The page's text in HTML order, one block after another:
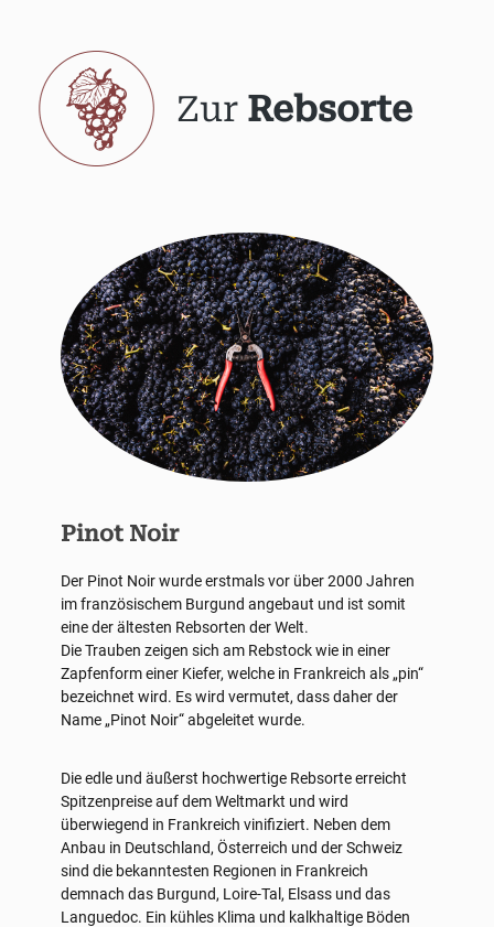
Zur Rebsorte
Pinot Noir
Der Pinot Noir wurde erstmals vor über 2000 Jahren
im französischem Burgund angebaut und ist somit
eine der ältesten Rebsorten der Welt.
Die Trauben zeigen sich am Rebstock wie in einer
Zapfenform einer Kiefer, welche in Frankreich als „pin“
bezeichnet wird. Es wird vermutet, dass daher der
Name „Pinot Noir“ abgeleitet wurde.
Die edle und äußerst hochwertige Rebsorte erreicht
Spitzenpreise auf dem Weltmarkt und wird
überwiegend in Frankreich vinifiziert. Neben dem
Anbau in Deutschland, Österreich und der Schweiz
sind die bekanntesten Regionen in Frankreich
demnach das Burgund, Loire-Tal, Elsass und das
Languedoc. Ein kühles Klima und kalkhaltige Böden